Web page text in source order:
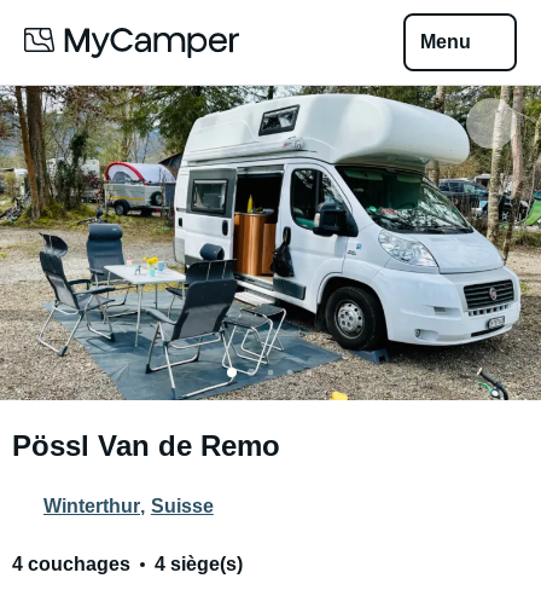
Menu
Pössl Van de Remo
Winterthur, Suisse
4 couchages 4 siège(s)